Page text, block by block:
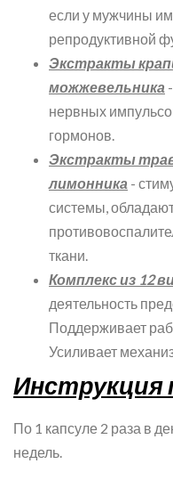
если у мужчины
репродуктивной
Экстракты
можжевельника
нервных
гормонов.
Экстракты
лимонника -
системы,
ткани.
Комплекс из 12
деятельность
Поддерживает
Усиливает
Инструкция
По 1 капсуле 2 раза в
недель.